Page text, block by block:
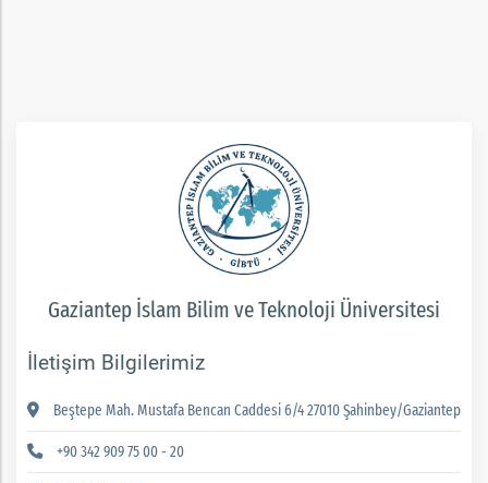
Gaziantep İslam Bilim ve Teknoloji Üniversitesi
İletişim Bilgilerimiz
Beştepe Mah. Mustafa Bencan Caddesi 6/4 27010 Şahinbey/Gaziantep
+90 342 909 75 00 - 20